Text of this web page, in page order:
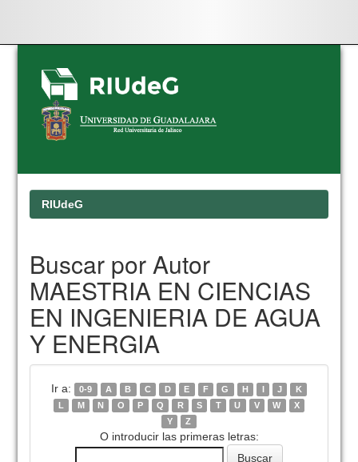
Skip
navigation
RIUdeG
Buscar por Autor
MAESTRIA EN CIENCIAS
EN INGENIERIA DE AGUA
Y ENERGIA
Ir a: 0-9 A B C D E F G H I J
K
L
M N O P Q R S T U V W
X
Y
Z
O introducir las primeras letras: